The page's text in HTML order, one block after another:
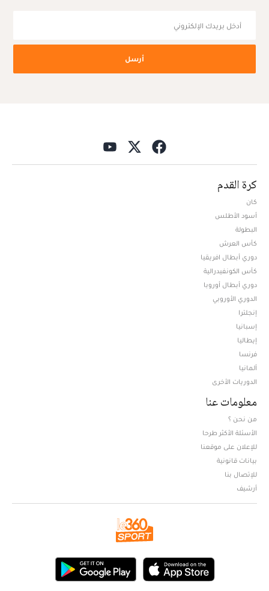
أرسل
كرة القدم
كان
أسود الأطلس
البطولة
كأس العرش
دوري أبطال افريقيا
كأس الكونفيدرالية
دوري أبطال أوروبا
الدوري الأوروبي
إنجلترا
إسبانيا
إيطاليا
فرنسا
ألمانيا
الدوريات الأخرى
معلومات عنا
من نحن ؟
الأسئلة الأكثر طرحا
للإعلان على موقعنا
بيانات قانونية
للإتصال بنا
أرشيف